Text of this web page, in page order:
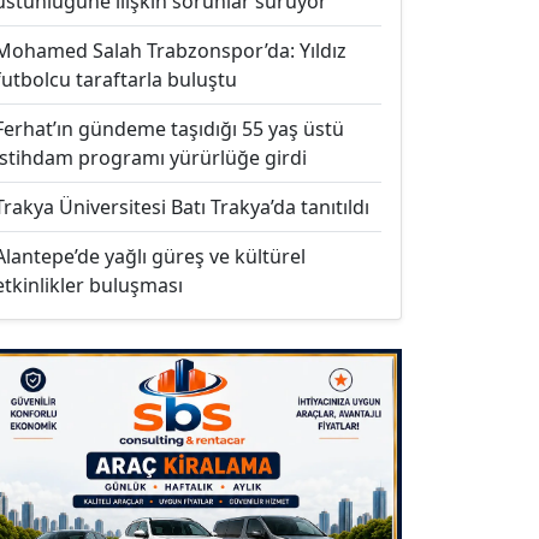
Salah Trabzonspor’da: Yıldız
taraftarla buluştu
gündeme taşıdığı 55 yaş üstü
programı yürürlüğe girdi
Üniversitesi Batı Trakya’da tanıtıldı
yağlı güreş ve kültürel
buluşması